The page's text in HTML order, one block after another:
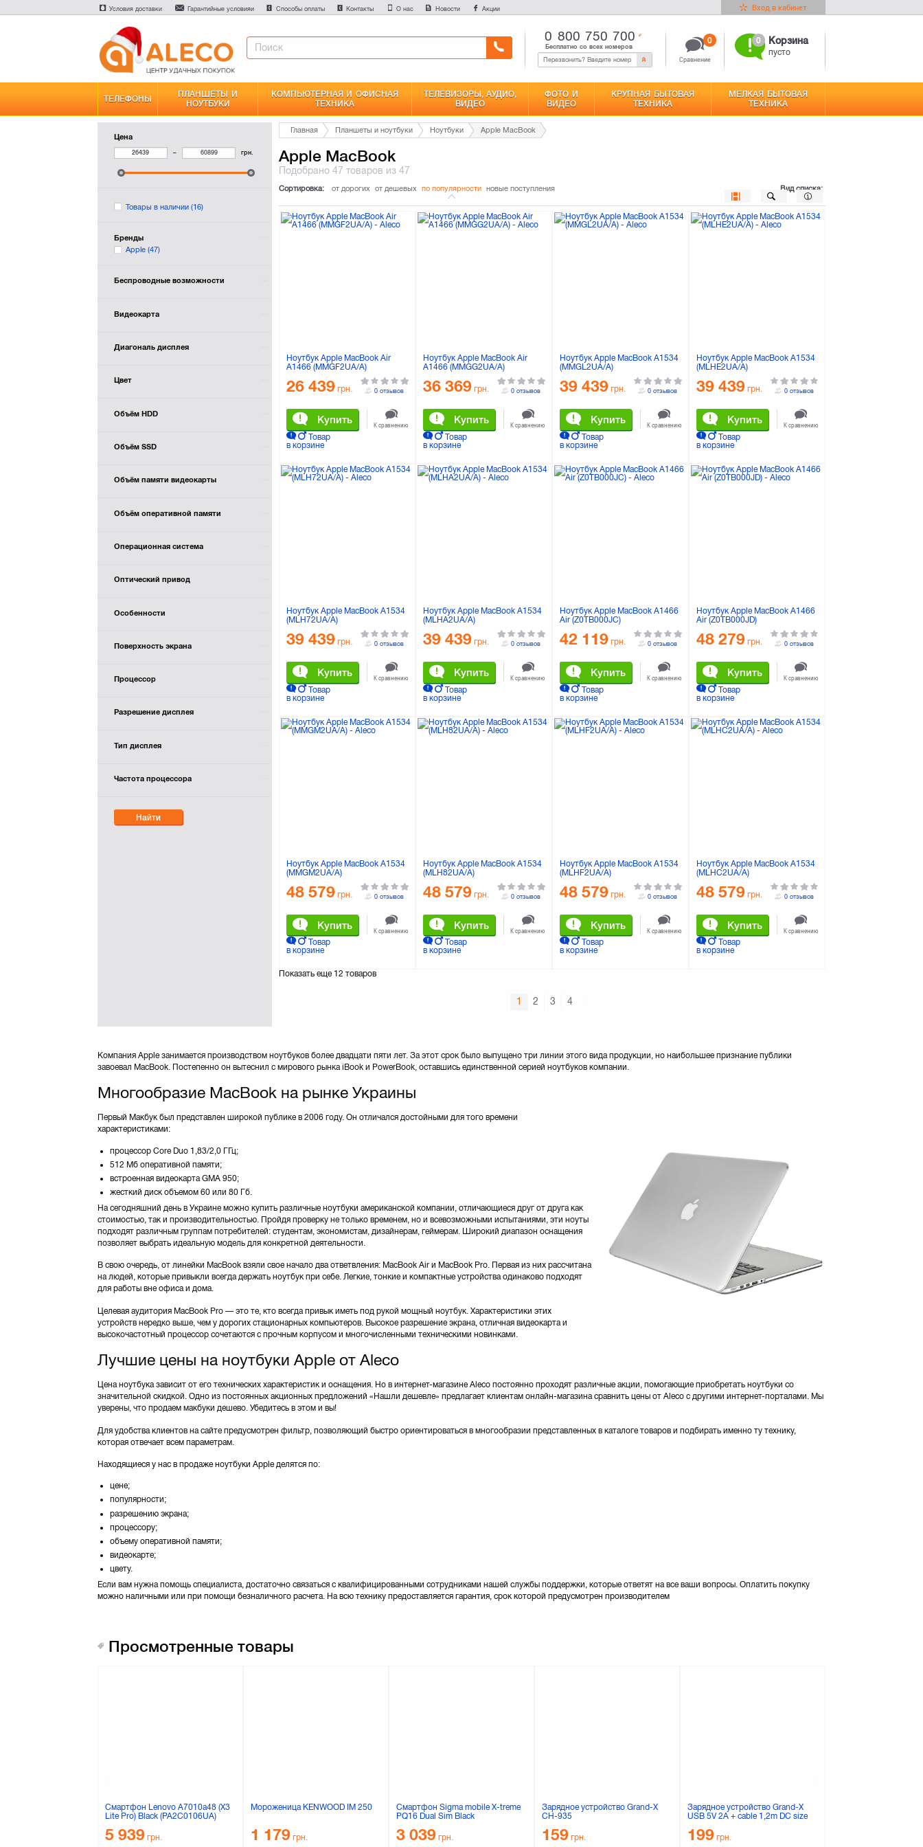
Условия доставки Гарантийные условияи Способы оплаты Контакты О нас Новости Акции Вход в кабинет
0 800 750 700
Бесплатно со всех номеров
Сравнение
0 0 Корзина
пусто
ТЕЛЕФОНЫ
ПЛАНШЕТЫ И
НОУТБУКИ
КОМПЬЮТЕРНАЯ И ОФИСНАЯ
ТЕХНИКА
ТЕЛЕВИЗОРЫ, АУДИО,
ВИДЕО
ФОТО И
ВИДЕО
КРУПНАЯ БЫТОВАЯ
ТЕХНИКА
МЕЛКАЯ БЫТОВАЯ
ТЕХНИКА
Цена
– грн.
Товары в наличии(16)
Бренды
Apple(47)
Беспроводные возможности
Видеокарта
Диагональ дисплея
Цвет
Объём HDD
Объём SSD
Объём памяти видеокарты
Объём оперативной памяти
Операционная система
Оптический привод
Особенности
Поверхность экрана
Процессор
Разрешение дисплея
Тип дисплея
Частота процессора
Найти
Главная Планшеты и ноутбуки Ноутбуки Apple MacBook
Apple MacBook
Подобрано47 товаров из 47
Сортировка: от дорогих от дешевых по популярности новые поступления Вид списка:
Ноутбук Apple MacBook Air
A1466 (MMGF2UA/A)
26 439 грн.
Купить
Товар
в корзине
0 отзывов
К сравнению
Ноутбук Apple MacBook Air
A1466 (MMGG2UA/A)
36 369 грн.
Купить
Товар
в корзине
0 отзывов
К сравнению
Ноутбук Apple MacBook A1534
(MMGL2UA/A)
39 439 грн.
Купить
Товар
в корзине
0 отзывов
К сравнению
Ноутбук Apple MacBook A1534
(MLHE2UA/A)
39 439 грн.
Купить
Товар
в корзине
0 отзывов
К сравнению
Ноутбук Apple MacBook A1534
(MLH72UA/A)
39 439 грн.
Купить
Товар
в корзине
0 отзывов
К сравнению
Ноутбук Apple MacBook A1534
(MLHA2UA/A)
39 439 грн.
Купить
Товар
в корзине
0 отзывов
К сравнению
Ноутбук Apple MacBook A1466
Air (Z0TB000JC)
42 119 грн.
Купить
Товар
в корзине
0 отзывов
К сравнению
Ноутбук Apple MacBook A1466
Air (Z0TB000JD)
48 279 грн.
Купить
Товар
в корзине
0 отзывов
К сравнению
Ноутбук Apple MacBook A1534
(MMGM2UA/A)
48 579 грн.
Купить
Товар
в корзине
0 отзывов
К сравнению
Ноутбук Apple MacBook A1534
(MLH82UA/A)
48 579 грн.
Купить
Товар
в корзине
0 отзывов
К сравнению
Ноутбук Apple MacBook A1534
(MLHF2UA/A)
48 579 грн.
Купить
Товар
в корзине
0 отзывов
К сравнению
Ноутбук Apple MacBook A1534
(MLHC2UA/A)
48 579 грн.
Купить
Товар
в корзине
0 отзывов
К сравнению
Показать еще 12 товаров
1 2 3 4
Компания Apple занимается производством ноутбуков более двадцати пяти лет. За этот срок было выпущено три линии этого вида продукции, но наибольшее признание публики
завоевал MacBook. Постепенно он вытеснил с мирового рынка iBook и PowerBook, оставшись единственной серией ноутбуков компании.
Многообразие MacBook на рынке Украины
Первый Макбук был представлен широкой публике в 2006 году. Он отличался достойными для того времени
характеристиками:
процессор Core Duo 1,83/2,0 ГГц;
512 Мб оперативной памяти;
встроенная видеокарта GMA 950;
жесткий диск объемом 60 или 80 Гб.
На сегодняшний день в Украине можно купить различные ноутбуки американской компании, отличающиеся друг от друга как
стоимостью, так и производительностью. Пройдя проверку не только временем, но и всевозможными испытаниями, эти ноуты
подходят различным группам потребителей: студентам, экономистам, дизайнерам, геймерам. Широкий диапазон оснащения
позволяет выбрать идеальную модель для конкретной деятельности.
В свою очередь, от линейки MacBook взяли свое начало два ответвления: MacBook Air и MacBook Pro. Первая из них рассчитана
на людей, которые привыкли всегда держать ноутбук при себе. Легкие, тонкие и компактные устройства одинаково подходят
для работы вне офиса и дома.
Целевая аудитория MacBook Pro — это те, кто всегда привык иметь под рукой мощный ноутбук. Характеристики этих
устройств нередко выше, чем у дорогих стационарных компьютеров. Высокое разрешение экрана, отличная видеокарта и
высокочастотный процессор сочетаются с прочным корпусом и многочисленными техническими новинками.
Лучшие цены на ноутбуки Apple от Aleco
Цена ноутбука зависит от его технических характеристик и оснащения. Но в интернет-магазине Aleco постоянно проходят различные акции, помогающие приобретать ноутбуки со
значительной скидкой. Одно из постоянных акционных предложений «Нашли дешевле» предлагает клиентам онлайн-магазина сравнить цены от Aleco с другими интернет-порталами. Мы
уверены, что продаем макбуки дешево. Убедитесь в этом и вы!
Для удобства клиентов на сайте предусмотрен фильтр, позволяющий быстро ориентироваться в многообразии представленных в каталоге товаров и подбирать именно ту технику,
которая отвечает всем параметрам.
Находящиеся у нас в продаже ноутбуки Apple делятся по:
цене;
популярности;
разрешению экрана;
процессору;
объему оперативной памяти;
видеокарте;
цвету.
Если вам нужна помощь специалиста, достаточно связаться с квалифицированными сотрудниками нашей службы поддержки, которые ответят на все ваши вопросы. Оплатить покупку
можно наличными или при помощи безналичного расчета. На всю технику предоставляется гарантия, срок которой предусмотрен производителем
Просмотренные товары
Смартфон Lenovo A7010a48 (X3
Lite Pro) Black (PA2C0106UA)
5 939 грн.
Мороженица KENWOOD IM 250
1 179 грн.
Смартфон Sigma mobile X-treme
PQ16 Dual Sim Black
3 039 грн.
Зарядное устройство Grand-X
CH-935
159 грн.
Зарядное устройство Grand-X
USB 5V 2A + cable 1,2m DC size
199 грн.